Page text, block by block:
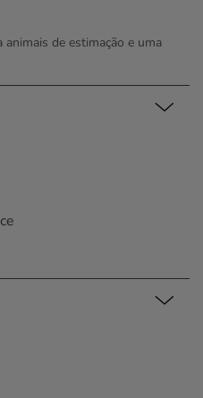
de estimação e uma